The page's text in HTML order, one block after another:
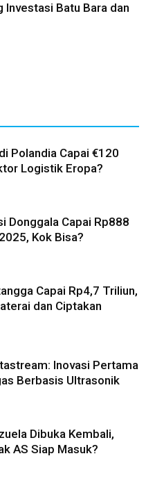
Investasi Batu Bara dan
Polandia Capai €120
Logistik Eropa?
Donggala Capai Rp888
Kok Bisa?
Capai Rp4,7 Triliun,
dan Ciptakan
Inovasi Pertama
Berbasis Ultrasonik
Dibuka Kembali,
AS Siap Masuk?